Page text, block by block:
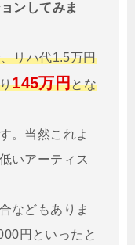
ンしてみま
リハ代1.5万円
145万円とな
。当然これよ
いアーティス
などもありま
円といったと